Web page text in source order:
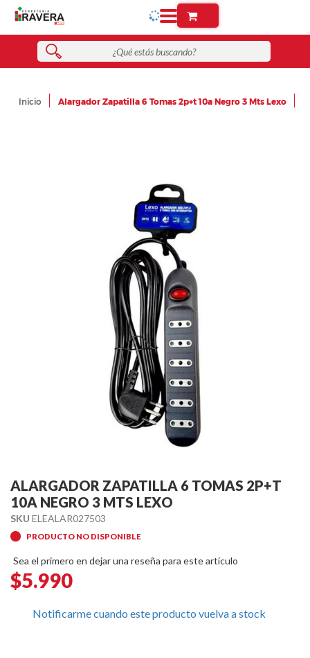
Inicio Alargador Zapatilla 6 Tomas 2p+t 10a Negro 3 Mts Lexo
to
the
beginning
of
the
images
gallery
ALARGADOR ZAPATILLA 6 TOMAS 2P+T
10A NEGRO 3 MTS LEXO
SKU ELEALAR027503
PRODUCTO NO DISPONIBLE
Sea el primero en dejar una reseña para este artículo
$5.990
Notificarme cuando este producto vuelva a stock